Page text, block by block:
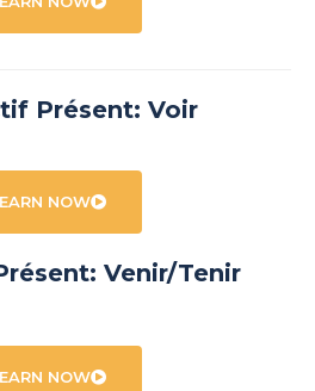
Présent: Voir
NOW
Venir/Tenir
NOW